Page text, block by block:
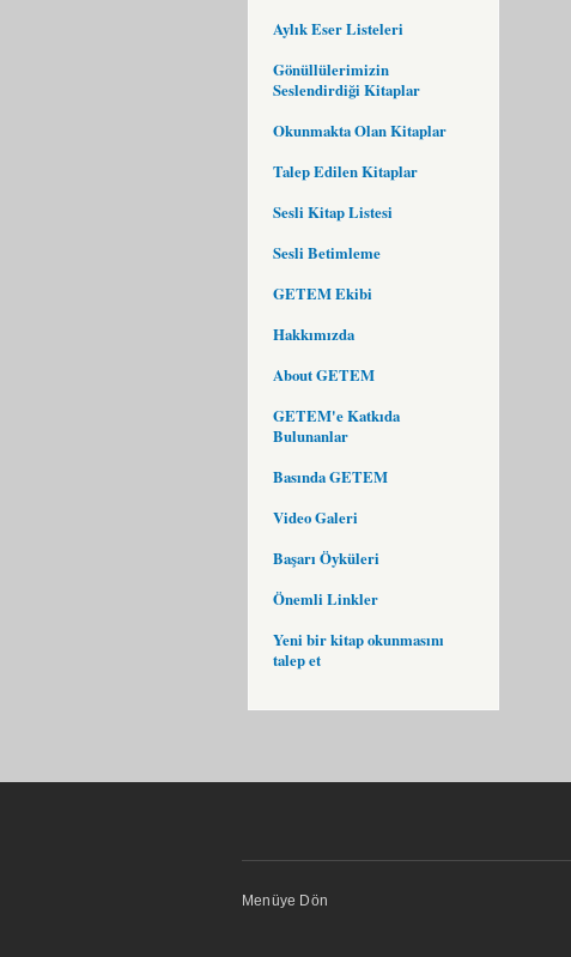
Aylık Eser Listeleri
Gönüllülerimizin
Seslendirdiği Kitaplar
Okunmakta Olan Kitaplar
Talep Edilen Kitaplar
Sesli Kitap Listesi
Sesli Betimleme
GETEM Ekibi
Hakkımızda
About GETEM
GETEM'e Katkıda
Bulunanlar
Basında GETEM
Video Galeri
Başarı Öyküleri
Önemli Linkler
Yeni bir kitap okunmasını
talep et
Menüye Dön